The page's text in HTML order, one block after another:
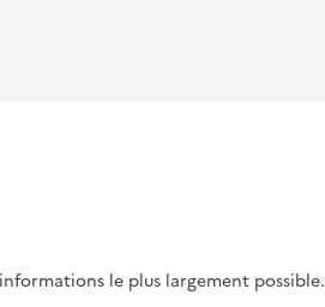
le plus largement possible.